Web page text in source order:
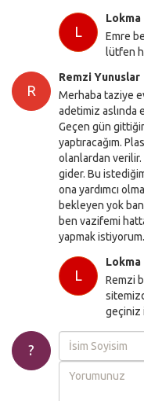
L
Lokma
Emre
lütfen
R
Remzi Yunuslar
Merhaba taziye
adetimiz aslında
Geçen gün
yaptıracağım.
olanlardan verilir.
gider. Bu
ona yardımcı
bekleyen yok
ben vazifemi
yapmak istiyorum.
L
Lokma
Remzi
geçiniz
?